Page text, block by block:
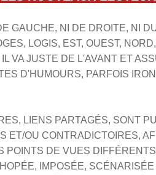
GAUCHE, NI DE DROITE, NI
LOGIS, EST, OUEST,
VA JUSTE DE L'AVANT ET
D'HUMOURS, PARFOIS
LIENS PARTAGÉS, SONT
ET/OU CONTRADICTOIRES,
POINTS DE VUES
IMPOSÉE,